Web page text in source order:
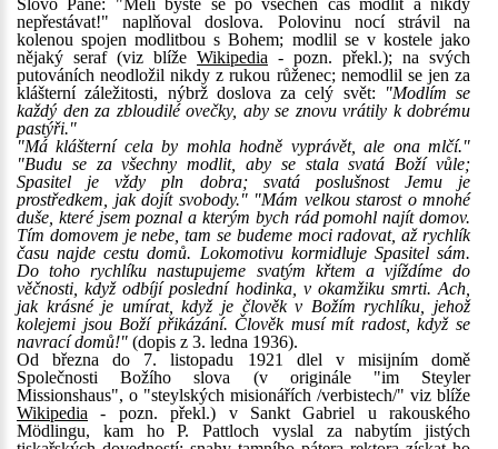
Slovo Páně: "Měli byste se po všechen čas modlit a nikdy
nepřestávat!" naplňoval doslova. Polovinu nocí strávil na
kolenou spojen modlitbou s Bohem; modlil se v kostele jako
nějaký seraf (viz blíže Wikipedia - pozn. překl.); na svých
putováních neodložil nikdy z rukou růženec; nemodlil se jen za
klášterní záležitosti, nýbrž doslova za celý svět:
"Modlím se
každý den za zbloudilé ovečky, aby se znovu vrátily k dobrému
pastýři."
"Má klášterní cela by mohla hodně vyprávět, ale ona mlčí."
"Budu se za všechny modlit, aby se stala svatá Boží vůle;
Spasitel je vždy pln dobra; svatá poslušnost Jemu je
prostředkem, jak dojít svobody." "Mám velkou starost o mnohé
duše, které jsem poznal a kterým bych rád pomohl najít domov.
Tím domovem je nebe, tam se budeme moci radovat, až rychlík
času najde cestu domů. Lokomotivu kormidluje Spasitel sám.
Do toho rychlíku nastupujeme svatým křtem a vjíždíme do
věčnosti, když odbíjí poslední hodinka, v okamžiku smrti. Ach,
jak krásné je umírat, když je člověk v Božím rychlíku, jehož
kolejemi jsou Boží přikázání. Člověk musí mít radost, když se
navrací domů!" (dopis z 3. ledna 1936).
Od března do 7. listopadu 1921 dlel v misijním domě
Společnosti Božího slova (v originále "im Steyler
Missionshaus", o "steylských misionářích /verbistech/" viz blíže
Wikipedia - pozn. překl.) v Sankt Gabriel u rakouského
Mödlingu, kam ho P. Pattloch vyslal za nabytím jistých